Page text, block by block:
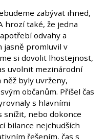
zabývat ihned,
hrozí také, že jedna
odvahy a
jasně promluvil v
si dovolit lhostejnost,
uvolnit mezinárodní
něž byly uvrženy,
občanům. Přišel čas
s hlavními
snížit, nebo dokonce
bilance nejchudších
řešením, čas s